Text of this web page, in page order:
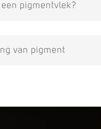
pigmentvlek?
van pigment